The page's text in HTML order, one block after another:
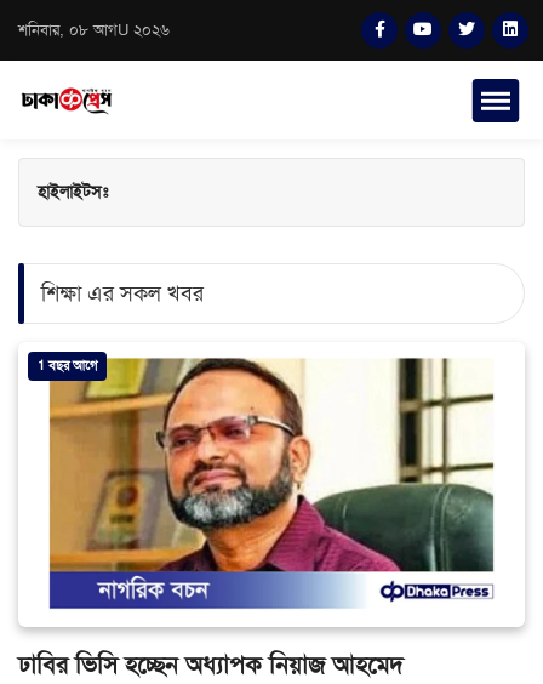
শনিবার, ০৮ আগU ২০২৬
হাইলাইটসঃ
শিক্ষা এর সকল খবর
1 বছর আগে
ঢাবির ভিসি হচ্ছেন অধ্যাপক নিয়াজ আহমেদ